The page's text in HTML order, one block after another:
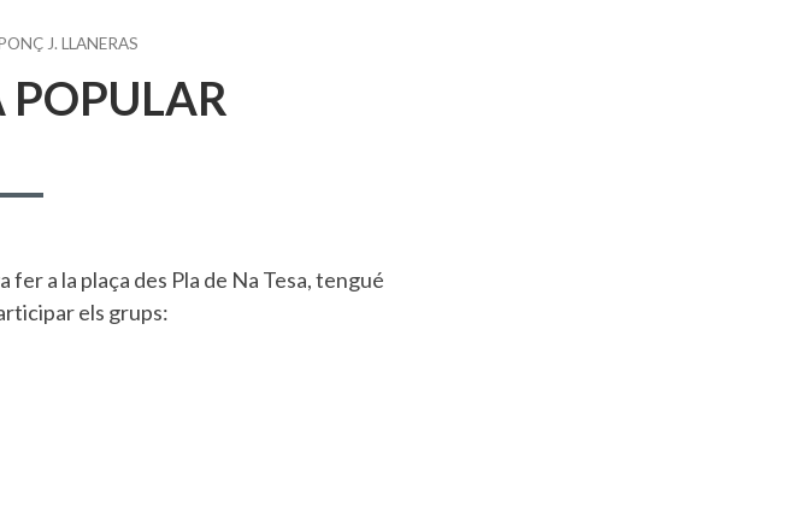
J. LLANERAS
fer a la plaça des Pla de Na Tesa, tengué
els grups: